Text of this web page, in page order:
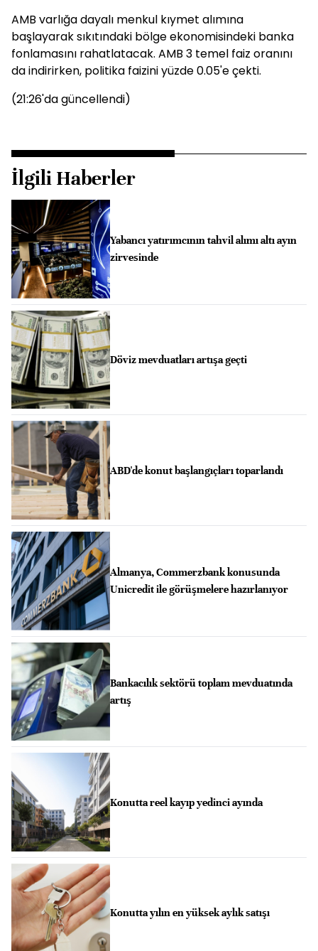
AMB varlığa dayalı menkul kıymet alımına
başlayarak sıkıtındaki bölge ekonomisindeki banka
fonlamasını rahatlatacak. AMB 3 temel faiz oranını
da indirirken, politika faizini yüzde 0.05'e çekti.
(21:26'da güncellendi)
İlgili Haberler
Yabancı yatırımcının tahvil alımı altı ayın
zirvesinde
Döviz mevduatları artışa geçti
ABD'de konut başlangıçları toparlandı
Almanya, Commerzbank konusunda
Unicredit ile görüşmelere hazırlanıyor
Bankacılık sektörü toplam mevduatında
artış
Konutta reel kayıp yedinci ayında
Konutta yılın en yüksek aylık satışı